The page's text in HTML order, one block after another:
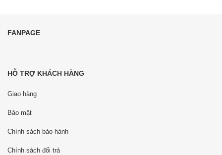
FANPAGE
HỖ TRỢ KHÁCH HÀNG
Giao hàng
Bảo mật
Chính sách bảo hành
Chính sách đổi trả